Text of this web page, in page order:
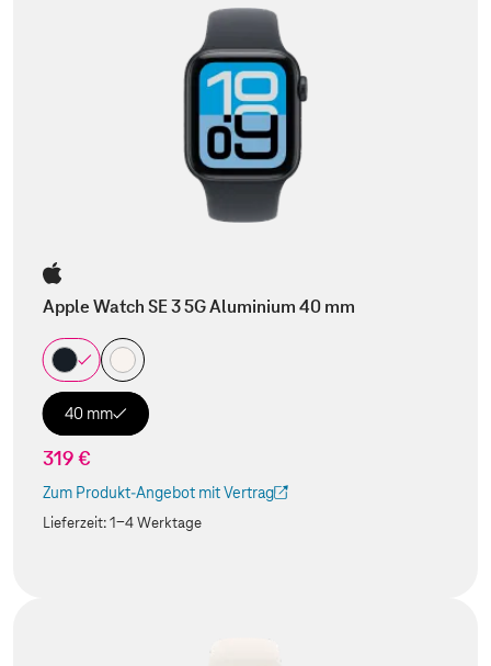
Apple Watch SE 3 5G Aluminium 40 mm
40 mm
319 €
Zum Produkt-Angebot mit Vertrag
(Der Link wird in einem neuen Tab geöffnet)
Lieferzeit:1-4 Werktage